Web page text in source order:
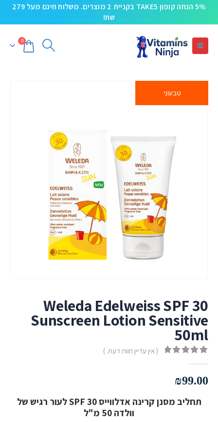
5% הנחה קופון TAKE5 בקניית 2 מוצרים. משלוח חינם מעל 279
שח!
0
טבעוני
Weleda Edelweiss SPF 30
Sunscreen Lotion Sensitive
50ml
( אין עדיין חוות דעת. )
₪99.00
תחליב מסנן קרינה אדלווייס SPF 30 לעור רגיש של
וולדה 50 מ"ל